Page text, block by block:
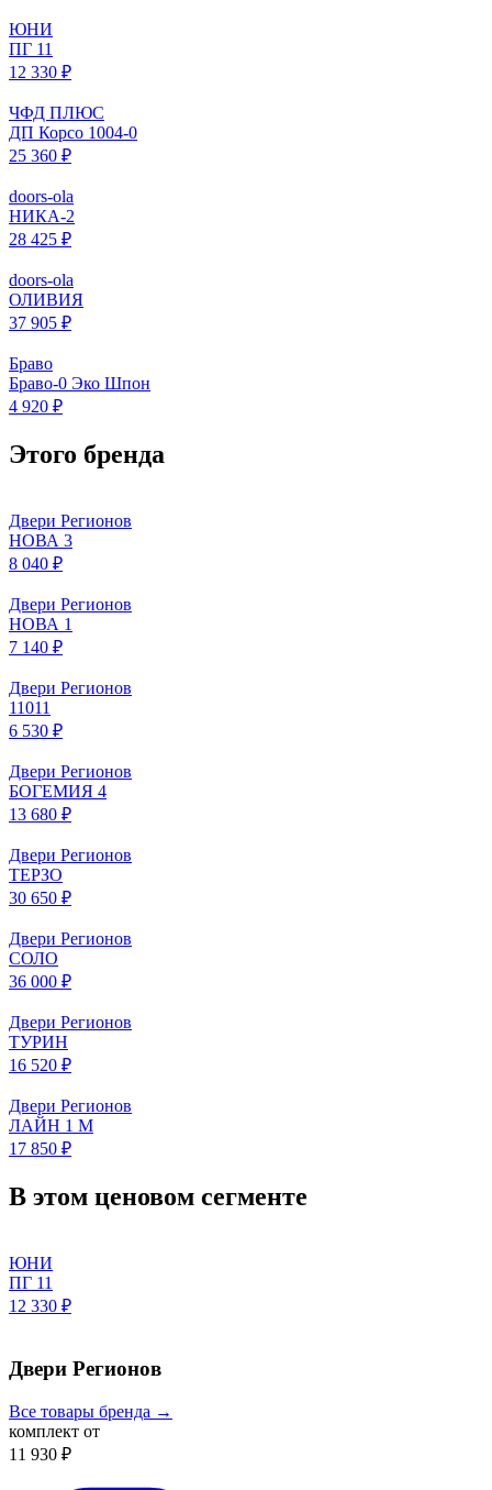
ЮНИ
ПГ 11
12 330 ₽
ЧФД ПЛЮС
ДП Корсо 1004-0
25 360 ₽
doors-ola
НИКА-2
28 425 ₽
doors-ola
ОЛИВИЯ
37 905 ₽
Браво
Браво-0 Эко Шпон
4 920 ₽
Этого бренда
Двери Регионов
НОВА 3
8 040 ₽
Двери Регионов
НОВА 1
7 140 ₽
Двери Регионов
11011
6 530 ₽
Двери Регионов
БОГЕМИЯ 4
13 680 ₽
Двери Регионов
ТЕРЗО
30 650 ₽
Двери Регионов
СОЛО
36 000 ₽
Двери Регионов
ТУРИН
16 520 ₽
Двери Регионов
ЛАЙН 1 М
17 850 ₽
В этом ценовом сегменте
ЮНИ
ПГ 11
12 330 ₽
Двери Регионов
Все товары бренда →
комплект от
11 930 ₽